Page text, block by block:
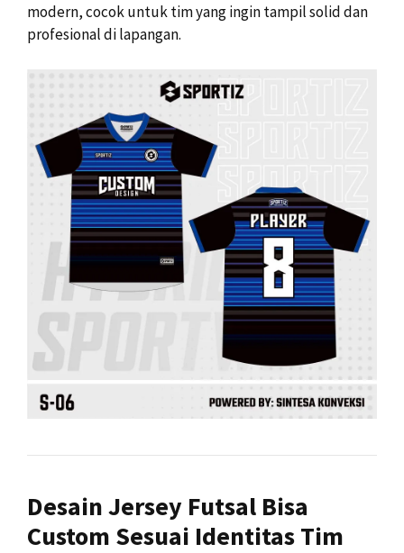
modern, cocok untuk tim yang ingin tampil solid dan
profesional di lapangan.
Desain Jersey Futsal Bisa
Custom Sesuai Identitas Tim